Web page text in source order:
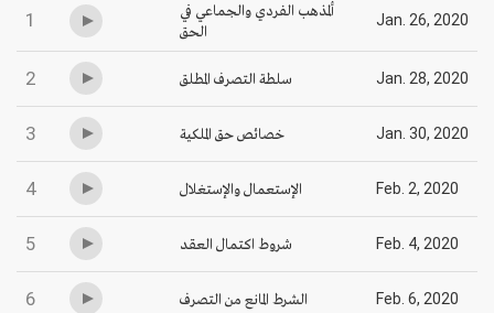
1
ألمذهب الفردي والجماعي في
Jan. 26, 2020
2 Jan. 28, 2020
3 Jan. 30, 2020
4 Feb. 2, 2020
5 Feb. 4, 2020
6 Feb. 6, 2020